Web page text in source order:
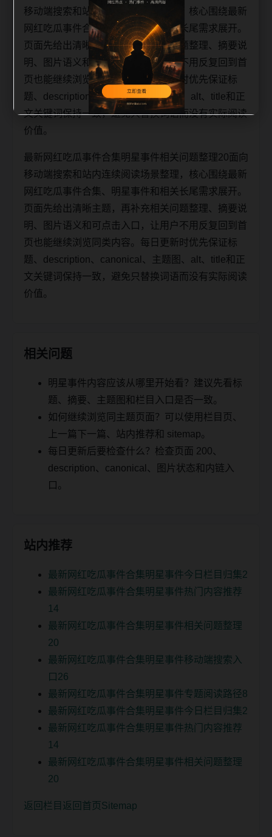
移动端搜索和站内连续阅读场景整理，核心围绕最新
网红吃瓜事件合集、明星事件和相关长尾需求展开。
页面先给出清晰主题，再补充相关问题整理、摘要说
明、图片语义和可点击入口，让用户不用反复回到首
页也能继续浏览同类内容。每日更新时优先保证标
题、description、canonical、主题图、alt、title和正
文关键词保持一致，避免只替换词语而没有实际阅读
价值。
最新网红吃瓜事件合集明星事件相关问题整理20面向
移动端搜索和站内连续阅读场景整理，核心围绕最新
网红吃瓜事件合集、明星事件和相关长尾需求展开。
页面先给出清晰主题，再补充相关问题整理、摘要说
明、图片语义和可点击入口，让用户不用反复回到首
页也能继续浏览同类内容。每日更新时优先保证标
题、description、canonical、主题图、alt、title和正
文关键词保持一致，避免只替换词语而没有实际阅读
价值。
相关问题
明星事件内容应该从哪里开始看？建议先看标
题、摘要、主题图和栏目入口是否一致。
如何继续浏览同主题页面？可以使用栏目页、
上一篇下一篇、站内推荐和 sitemap。
每日更新后要检查什么？检查页面 200、
description、canonical、图片状态和内链入
口。
站内推荐
最新网红吃瓜事件合集明星事件今日栏目归集2
最新网红吃瓜事件合集明星事件热门内容推荐
14
最新网红吃瓜事件合集明星事件相关问题整理
20
最新网红吃瓜事件合集明星事件移动端搜索入
口26
最新网红吃瓜事件合集明星事件专题阅读路径8
最新网红吃瓜事件合集明星事件今日栏目归集2
最新网红吃瓜事件合集明星事件热门内容推荐
14
最新网红吃瓜事件合集明星事件相关问题整理
20
返回栏目 返回首页 Sitemap